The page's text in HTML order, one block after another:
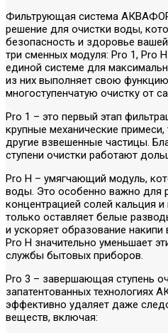
Фильтрующая система
решение для очистки воды,
безопасность и здоровье
три сменных модуля: Pro 1, Pro
единой системе для
из них выполняет свою
многоступенчатую очистку от
Pro 1 – это первый этап
крупные механические
другие взвешенные частицы.
ступени очистки работают
Pro H – умягчающий модуль,
воды. Это особенно важно для
концентрацией солей кальция
только оставляет белые
и ускоряет образование
Pro H значительно уменьшает
службы бытовых приборов.
Pro 3 – завершающая ступень
запатентованных технологиях
эффективно удаляет даже
веществ, включая: